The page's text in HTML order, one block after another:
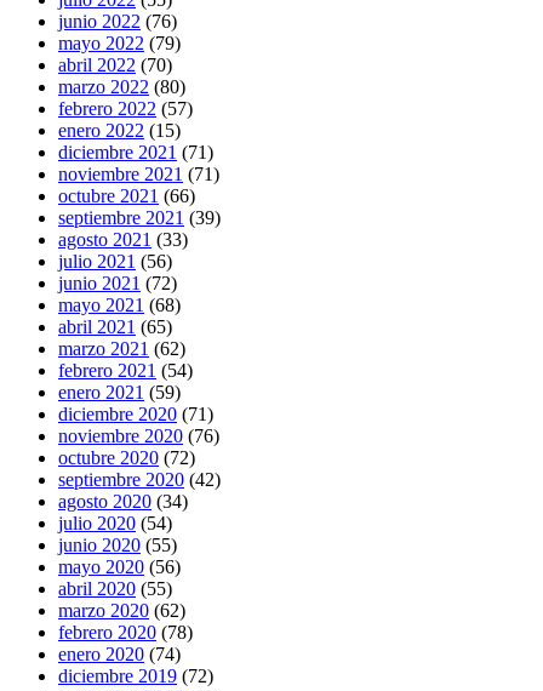
junio 2022 (76)
mayo 2022 (79)
abril 2022 (70)
marzo 2022 (80)
febrero 2022 (57)
enero 2022 (15)
diciembre 2021 (71)
noviembre 2021 (71)
octubre 2021 (66)
septiembre 2021 (39)
agosto 2021 (33)
julio 2021 (56)
junio 2021 (72)
mayo 2021 (68)
abril 2021 (65)
marzo 2021 (62)
febrero 2021 (54)
enero 2021 (59)
diciembre 2020 (71)
noviembre 2020 (76)
octubre 2020 (72)
septiembre 2020 (42)
agosto 2020 (34)
julio 2020 (54)
junio 2020 (55)
mayo 2020 (56)
abril 2020 (55)
marzo 2020 (62)
febrero 2020 (78)
enero 2020 (74)
diciembre 2019 (72)